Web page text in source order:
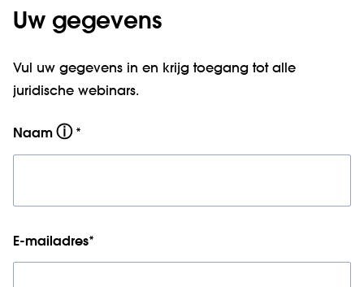
Uw gegevens
Vul uw gegevens in en krijg toegang tot alle
juridische webinars.
Naam ⓘ *
E-mailadres*